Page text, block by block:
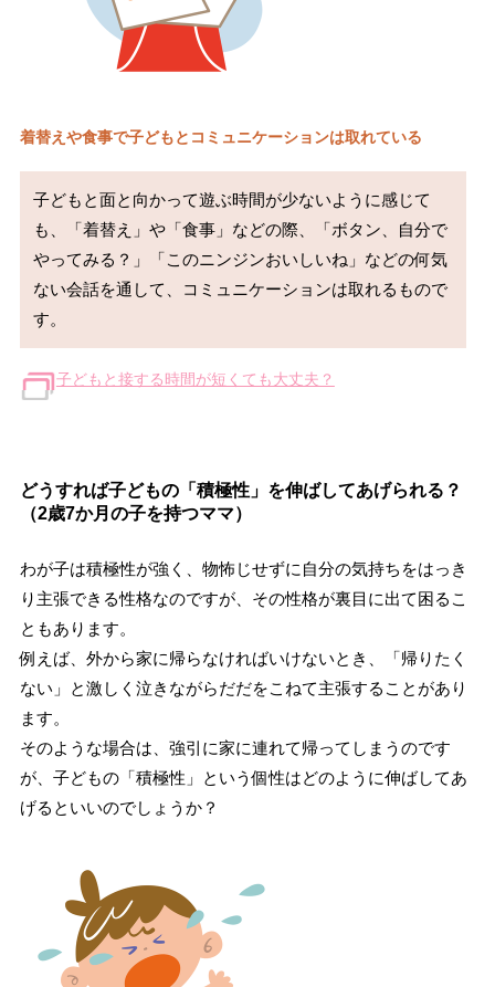
着替えや食事で子どもとコミュニケーションは取れている
子どもと面と向かって遊ぶ時間が少ないように感じて
も、「着替え」や「食事」などの際、「ボタン、自分で
やってみる？」「このニンジンおいしいね」などの何気
ない会話を通して、コミュニケーションは取れるもので
す。
子どもと接する時間が短くても大丈夫？
どうすれば子どもの「積極性」を伸ばしてあげられる？
（2歳7か月の子を持つママ）
わが子は積極性が強く、物怖じせずに自分の気持ちをはっき
り主張できる性格なのですが、その性格が裏目に出て困るこ
ともあります。
例えば、外から家に帰らなければいけないとき、「帰りたく
ない」と激しく泣きながらだだをこねて主張することがあり
ます。
そのような場合は、強引に家に連れて帰ってしまうのです
が、子どもの「積極性」という個性はどのように伸ばしてあ
げるといいのでしょうか？